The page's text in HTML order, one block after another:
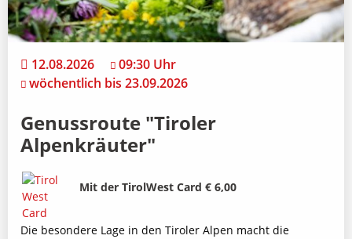
12.08.2026
09:30 Uhr
wöchentlich bis 23.09.2026
Genussroute "Tiroler
Alpenkräuter"
Bild
Beschreibung
Mit der TirolWest Card € 6,00
Die besondere Lage in den Tiroler Alpen macht die